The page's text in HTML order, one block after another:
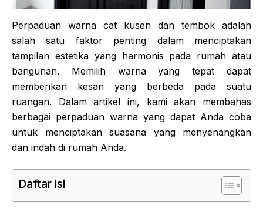
Perpaduan warna cat kusen dan tembok adalah
salah satu faktor penting dalam menciptakan
tampilan estetika yang harmonis pada rumah atau
bangunan. Memilih warna yang tepat dapat
memberikan kesan yang berbeda pada suatu
ruangan. Dalam artikel ini, kami akan membahas
berbagai perpaduan warna yang dapat Anda coba
untuk menciptakan suasana yang menyenangkan
dan indah di rumah Anda.
Daftar isi